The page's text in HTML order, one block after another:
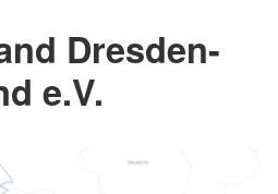
Dresden-
e.V.